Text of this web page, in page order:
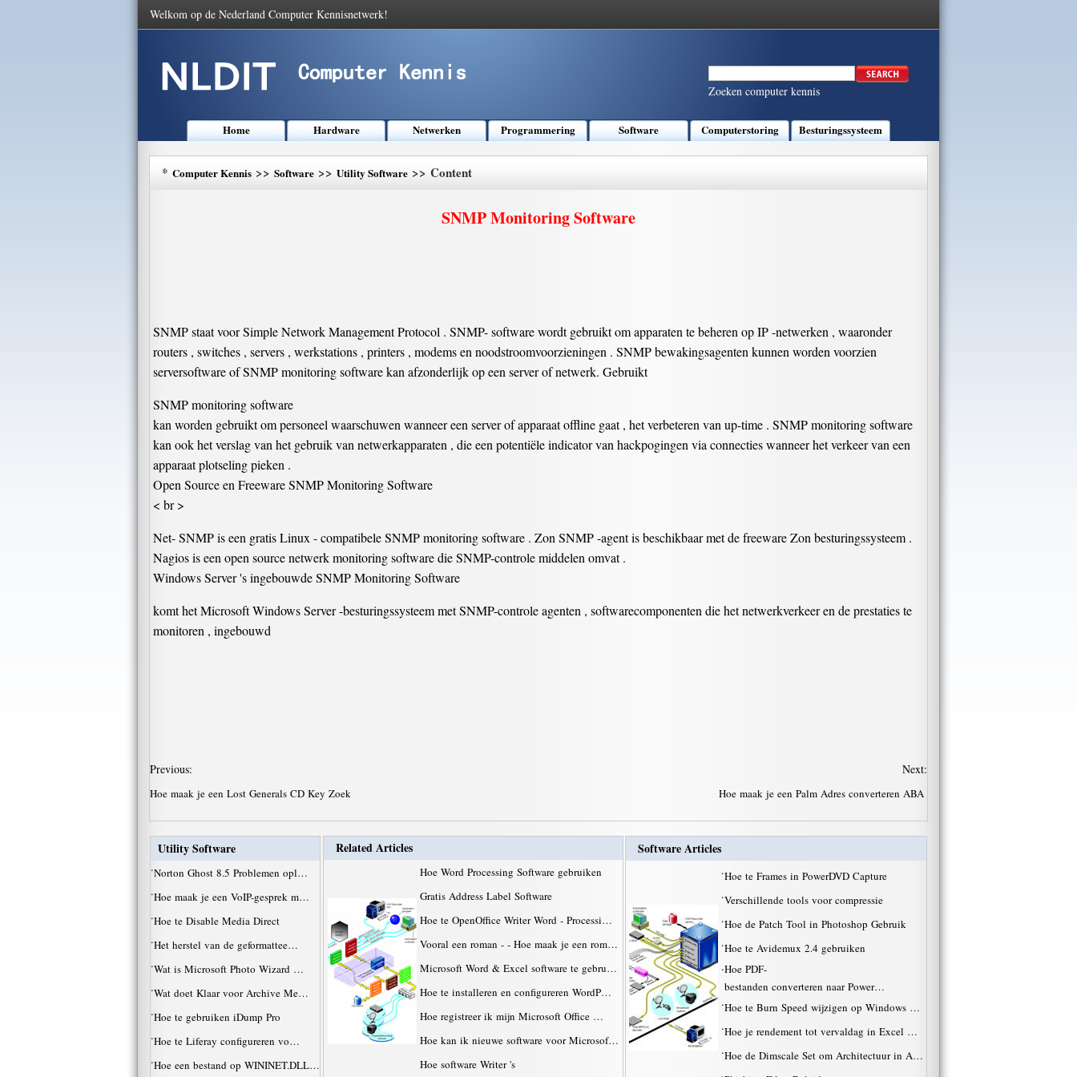
Welkom op de Nederland Computer Kennisnetwerk!
Zoeken computer kennis
Home Hardware Netwerken Programmering Software Computerstoring Besturingssysteem
* Computer Kennis >> Software >> Utility Software >> Content
SNMP Monitoring Software
SNMP staat voor Simple Network Management Protocol . SNMP- software wordt gebruikt om apparaten te beheren op IP -netwerken , waaronder
routers , switches , servers , werkstations , printers , modems en noodstroomvoorzieningen . SNMP bewakingsagenten kunnen worden voorzien
serversoftware of SNMP monitoring software kan afzonderlijk op een server of netwerk. Gebruikt
SNMP monitoring software
kan worden gebruikt om personeel waarschuwen wanneer een server of apparaat offline gaat , het verbeteren van up-time . SNMP monitoring software
kan ook het verslag van het gebruik van netwerkapparaten , die een potentiële indicator van hackpogingen via connecties wanneer het verkeer van een
apparaat plotseling pieken .
Open Source en Freeware SNMP Monitoring Software
< br >
Net- SNMP is een gratis Linux - compatibele SNMP monitoring software . Zon SNMP -agent is beschikbaar met de freeware Zon besturingssysteem .
Nagios is een open source netwerk monitoring software die SNMP-controle middelen omvat .
Windows Server 's ingebouwde SNMP Monitoring Software
komt het Microsoft Windows Server -besturingssysteem met SNMP-controle agenten , softwarecomponenten die het netwerkverkeer en de prestaties te
monitoren , ingebouwd
Previous:
Hoe maak je een Lost Generals CD Key Zoek
Next:
Hoe maak je een Palm Adres converteren ABA
Utility Software
·Norton Ghost 8.5 Problemen opl…
·Hoe maak je een VoIP-gesprek m…
·Hoe te Disable Media Direct
·Het herstel van de geformattee…
·Wat is Microsoft Photo Wizard …
·Wat doet Klaar voor Archive Me…
·Hoe te gebruiken iDump Pro
·Hoe te Liferay configureren vo…
·Hoe een bestand op WININET.DLL…
Related Articles
Hoe Word Processing Software gebruiken
Gratis Address Label Software
Hoe te OpenOffice Writer Word - Processi…
Vooral een roman - - Hoe maak je een rom…
Microsoft Word & Excel software te gebru…
Hoe te installeren en configureren WordP…
Hoe registreer ik mijn Microsoft Office …
Hoe kan ik nieuwe software voor Microsof…
Hoe software Writer 's
Software Articles
·Hoe te Frames in PowerDVD Capture
·Verschillende tools voor compressie
·Hoe de Patch Tool in Photoshop Gebruik
·Hoe te Avidemux 2.4 gebruiken
·Hoe PDF-
bestanden converteren naar Power…
·Hoe te Burn Speed ​​wijzigen op Windows …
·Hoe je rendement tot vervaldag in Excel …
·Hoe de Dimscale Set om Architectuur in A…